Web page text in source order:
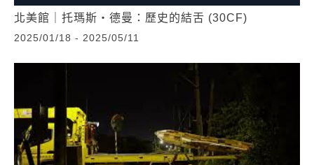
北美館｜托瑪斯‧德曼：歷史的結舌 (30CF)
2025/01/18 - 2025/05/11